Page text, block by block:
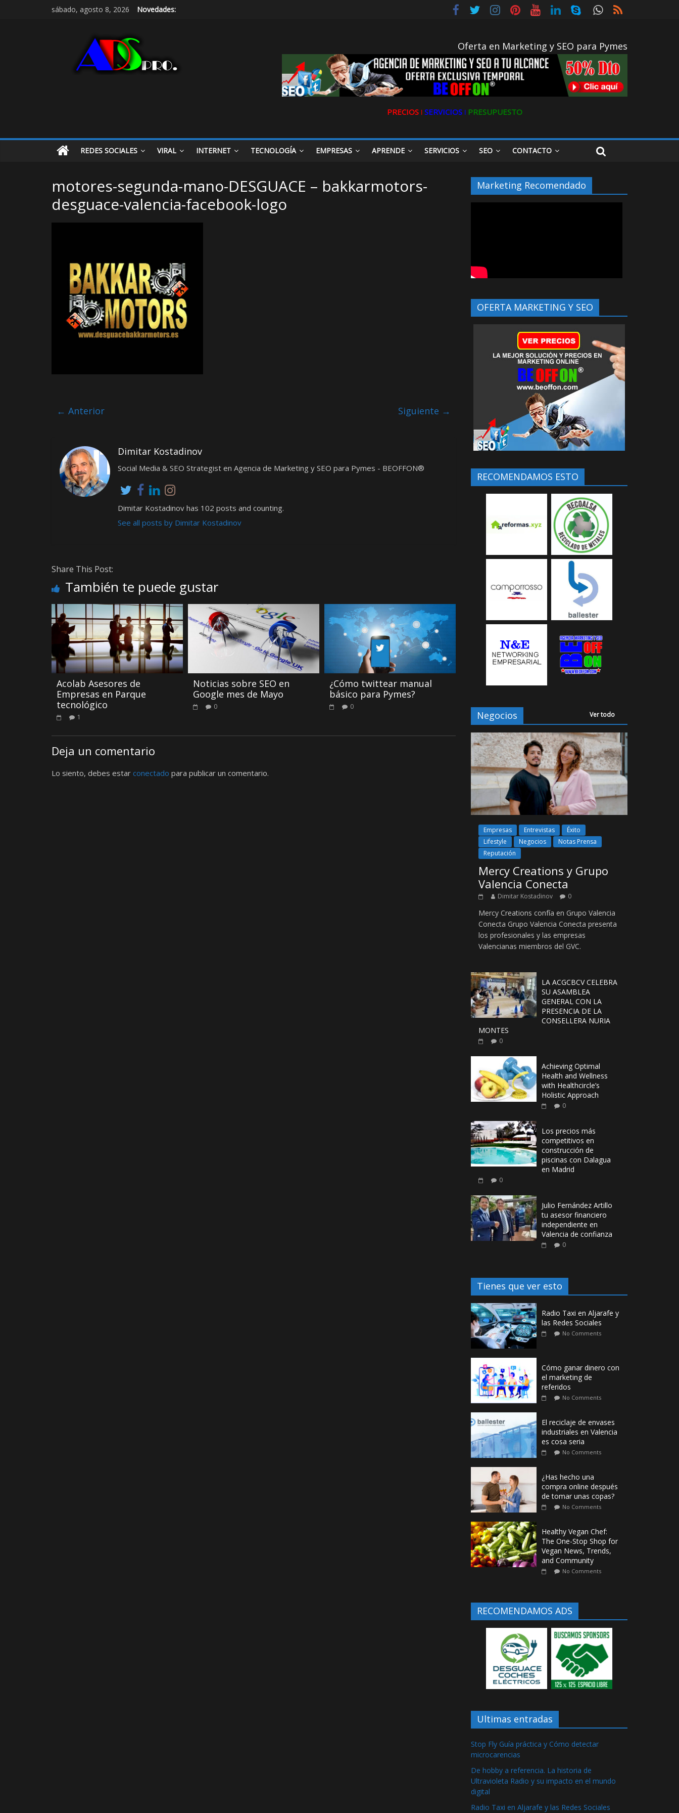
sábado, agosto 8, 2026 Novedades:
Oferta en Marketing y SEO para Pymes
PRECIOS ǀ SERVICIOS ǀ PRESUPUESTO
REDES SOCIALES VIRAL INTERNET TECNOLOGÍA EMPRESAS APRENDE SERVICIOS SEO CONTACTO
motores-segunda-mano-DESGUACE – bakkarmotors-
desguace-valencia-facebook-logo
← Anterior Siguiente →
Dimitar Kostadinov
Social Media & SEO Strategist en Agencia de Marketing y SEO para Pymes - BEOFFON®
Dimitar Kostadinov has 102 posts and counting.
See all posts by Dimitar Kostadinov
Share This Post:
También te puede gustar
Acolab Asesores de
Empresas en Parque
tecnológico
1
Noticias sobre SEO en
Google mes de Mayo
0
¿Cómo twittear manual
básico para Pymes?
0
Deja un comentario
Lo siento, debes estar conectado para publicar un comentario.
Marketing Recomendado
OFERTA MARKETING Y SEO
RECOMENDAMOS ESTO
Negocios Ver todo
Empresas Entrevistas
Éxito
Lifestyle
Negocios
Notas Prensa
Reputación
Mercy Creations y Grupo
Valencia Conecta
Dimitar Kostadinov 0
Mercy Creations confía en Grupo Valencia
Conecta Grupo Valencia Conecta presenta
los profesionales y las empresas
Valencianas miembros del GVC.
LA ACGCBCV CELEBRA
SU ASAMBLEA
GENERAL CON LA
PRESENCIA DE LA
CONSELLERA NURIA
MONTES
0
Achieving Optimal
Health and Wellness
with Healthcircle’s
Holistic Approach
0
Los precios más
competitivos en
construcción de
piscinas con Dalagua
en Madrid
0
Julio Fernández Artillo
tu asesor financiero
independiente en
Valencia de confianza
0
Tienes que ver esto
Radio Taxi en Aljarafe y
las Redes Sociales
No Comments
Cómo ganar dinero con
el marketing de
referidos
No Comments
El reciclaje de envases
industriales en Valencia
es cosa seria
No Comments
¿Has hecho una
compra online después
de tomar unas copas?
No Comments
Healthy Vegan Chef:
The One-Stop Shop for
Vegan News, Trends,
and Community
No Comments
RECOMENDAMOS ADS
Ultimas entradas
Stop Fly Guía práctica y Cómo detectar
microcarencias
De hobby a referencia. La historia de
Ultravioleta Radio y su impacto en el mundo
digital
Radio Taxi en Aljarafe y las Redes Sociales